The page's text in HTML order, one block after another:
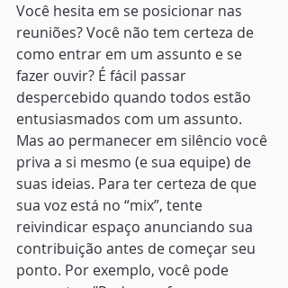
Você hesita em se posicionar nas
reuniões? Você não tem certeza de
como entrar em um assunto e se
fazer ouvir? É fácil passar
despercebido quando todos estão
entusiasmados com um assunto.
Mas ao permanecer em silêncio você
priva a si mesmo (e sua equipe) de
suas ideias. Para ter certeza de que
sua voz está no “mix”, tente
reivindicar espaço anunciando sua
contribuição antes de começar seu
ponto. Por exemplo, você pode